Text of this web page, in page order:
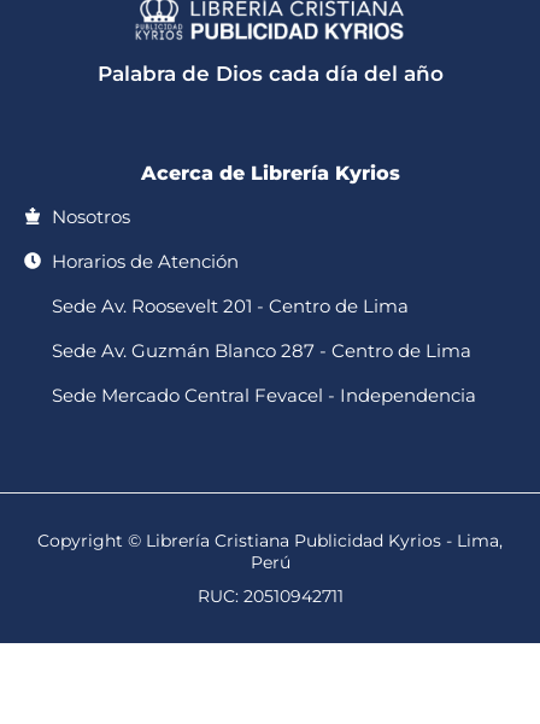
t
s
a
p
t
o
k
e
b
o
k
t
a
g
a
t
u
b
Palabra de Dios cada día del año
Acerca de Librería Kyrios
Nosotros
Horarios de Atención
Sede Av. Roosevelt 201 - Centro de Lima
Sede Av. Guzmán Blanco 287 - Centro de Lima
Sede Mercado Central Fevacel - Independencia
Copyright © Librería Cristiana Publicidad Kyrios - Lima,
Perú
RUC: 20510942711